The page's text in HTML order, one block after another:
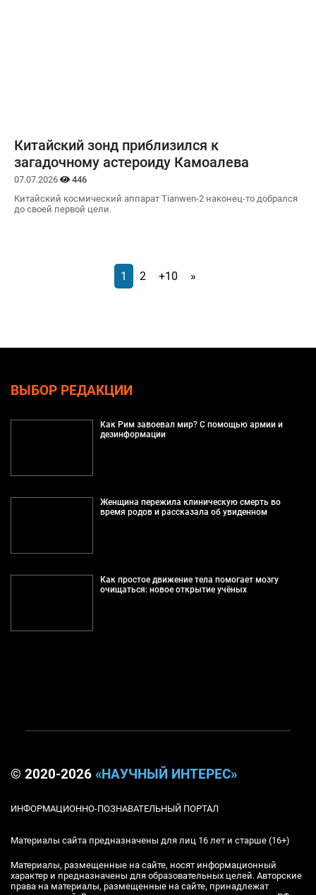
Китайский зонд приблизился к
загадочному астероиду Камоалева
07.07.2026
446
Китайский космический аппарат Tianwen-2 наконец-то добрался
до своей первой цели.
1 2 +10 »
ВЫБОР РЕДАКЦИИ
Как Рим завоевал мир? С помощью армии и
дезинформации
Женщина пережила клиническую смерть во
время родов и рассказала об увиденном
Как простое движение тела помогает мозгу
очищаться: новое открытие учёных
© 2020-2026 «НАУЧНЫЙ ИНТЕРЕС»
ИНФОРМАЦИОННО-ПОЗНАВАТЕЛЬНЫЙ ПОРТАЛ
Материалы сайта предназначены для лиц 16 лет и старше (16+)
Материалы, размещенные на сайте, носят информационный
характер и предназначены для образовательных целей. Авторские
права на материалы, размещенные на сайте, принадлежат